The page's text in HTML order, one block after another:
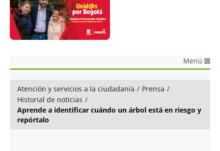
Menú
Atención y servicios a la ciudadanía / Prensa /
Historial de noticias /
Aprende a identificar cuándo un árbol está en riesgo y
repórtalo